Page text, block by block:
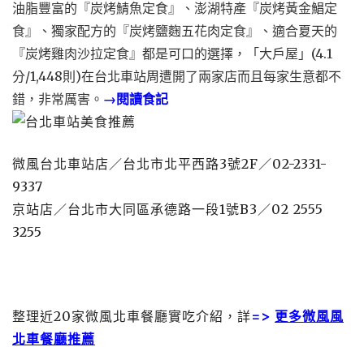
油脂豐富的『炭烤鯖魚定食』、澎湖特產『炭烤黃金鯧定
食』、獨家配方的『炭烤鹽麴五花肉定食』、適合夏天的
『炭烤雞肉沙拉定食』都是可口的選擇，「大戶屋」(4.1
分/1,448則)在台北車站周遭開了兩家店而且每家生意都不
錯，非常厲害。 →閱讀食記
微風台北車站店／台北市北平西路3號2F／02-2331-
9337
京站店／台北市大同區承德路一段1號B3／02 2555
3255
整理近20家微風北車餐廳實吃介紹，詳=> 更多微風風
北車餐廳推薦